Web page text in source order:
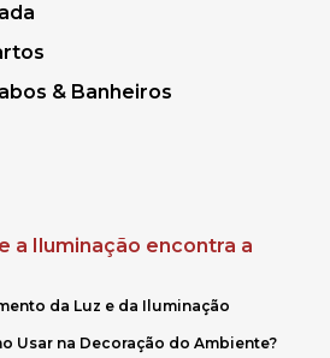
& Banheiros
a Iluminação encontra a
da Luz e da Iluminação
Usar na Decoração do Ambiente?